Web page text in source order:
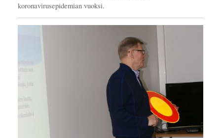
koronavirusepidemian vuoksi.